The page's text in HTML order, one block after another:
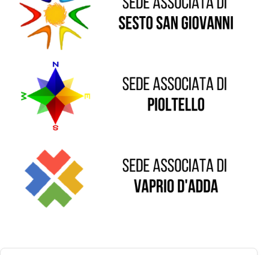
Sede di Pioltello
Sede di Vaprio D'Adda